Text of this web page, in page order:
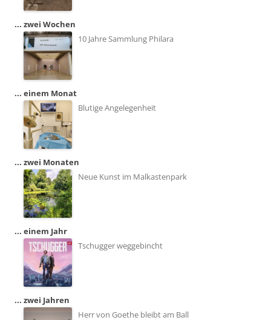
... zwei Wochen
10 Jahre Sammlung Philara
... einem Monat
Blutige Angelegenheit
... zwei Monaten
Neue Kunst im Malkastenpark
... einem Jahr
Tschugger weggebincht
... zwei Jahren
Herr von Goethe bleibt am Ball